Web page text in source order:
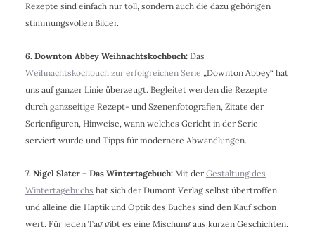
Rezepte sind einfach nur toll, sondern auch die dazu gehörigen
stimmungsvollen Bilder.
6. Downton Abbey Weihnachtskochbuch: Das
Weihnachtskochbuch zur erfolgreichen Serie „Downton Abbey“ hat
uns auf ganzer Linie überzeugt. Begleitet werden die Rezepte
durch ganzseitige Rezept- und Szenenfotografien, Zitate der
Serienfiguren, Hinweise, wann welches Gericht in der Serie
serviert wurde und Tipps für modernere Abwandlungen.
7. Nigel Slater – Das Wintertagebuch: Mit der Gestaltung des
Wintertagebuchs hat sich der Dumont Verlag selbst übertroffen
und alleine die Haptik und Optik des Buches sind den Kauf schon
wert. Für jeden Tag gibt es eine Mischung aus kurzen Geschichten,